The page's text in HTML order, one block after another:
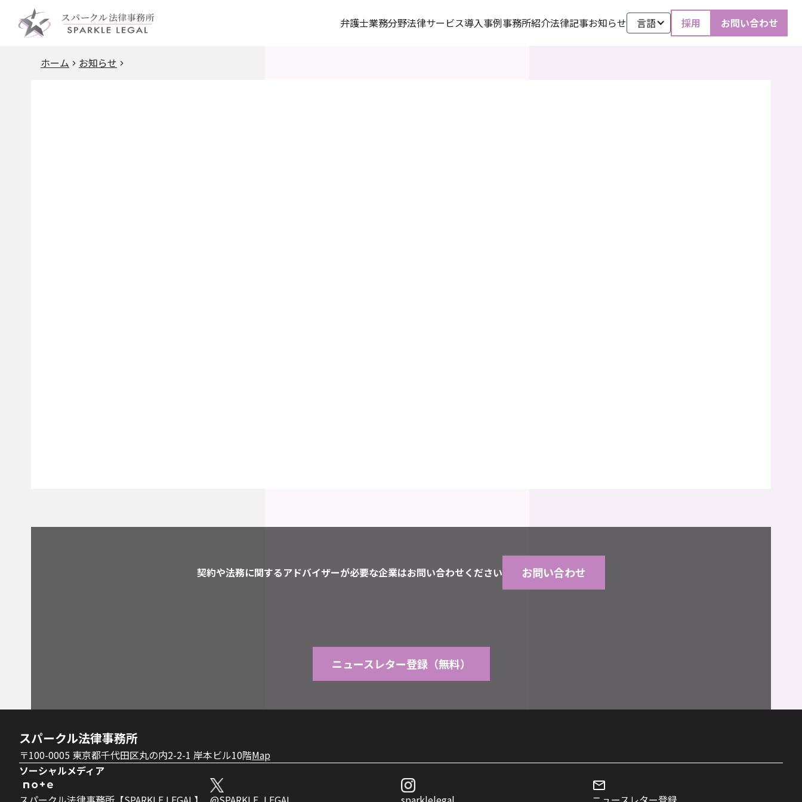
弁護士業務分野法律サービス導入事例事務所紹介法律記事お知らせ 言語 採用 お問い合わせ
ホーム お知らせ
契約や法務に関するアドバイザーが必要な企業はお問い合わせください お問い合わせ
ニュースレター登録（無料）
スパークル法律事務所
〒100-0005 東京都千代田区丸の内2-2-1 岸本ビル10階Map
ソーシャルメディア